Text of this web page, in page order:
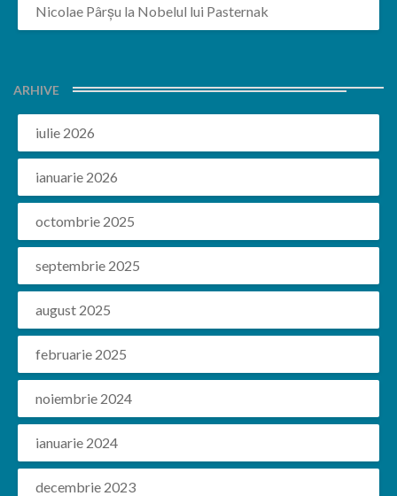
Nicolae Pârșu la Nobelul lui Pasternak
ARHIVE
iulie 2026
ianuarie 2026
octombrie 2025
septembrie 2025
august 2025
februarie 2025
noiembrie 2024
ianuarie 2024
decembrie 2023